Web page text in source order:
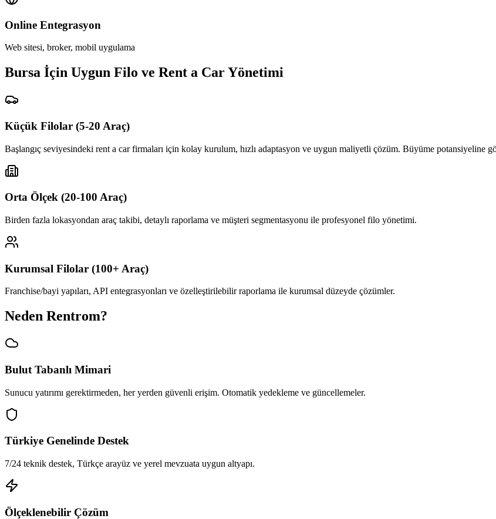
Online Entegrasyon
Web sitesi, broker, mobil uygulama
Bursa İçin Uygun Filo ve Rent a Car Yönetimi
Küçük Filolar (5-20 Araç)
Başlangıç seviyesindeki rent a car firmaları için kolay kurulum, hızlı adaptasyon ve uygun maliyetli çözüm. Büyüme potansiyeline
Orta Ölçek (20-100 Araç)
Birden fazla lokasyondan araç takibi, detaylı raporlama ve müşteri segmentasyonu ile profesyonel filo yönetimi.
Kurumsal Filolar (100+ Araç)
Franchise/bayi yapıları, API entegrasyonları ve özelleştirilebilir raporlama ile kurumsal düzeyde çözümler.
Neden Rentrom?
Bulut Tabanlı Mimari
Sunucu yatırımı gerektirmeden, her yerden güvenli erişim. Otomatik yedekleme ve güncellemeler.
Türkiye Genelinde Destek
7/24 teknik destek, Türkçe arayüz ve yerel mevzuata uygun altyapı.
Ölçeklenebilir Çözüm